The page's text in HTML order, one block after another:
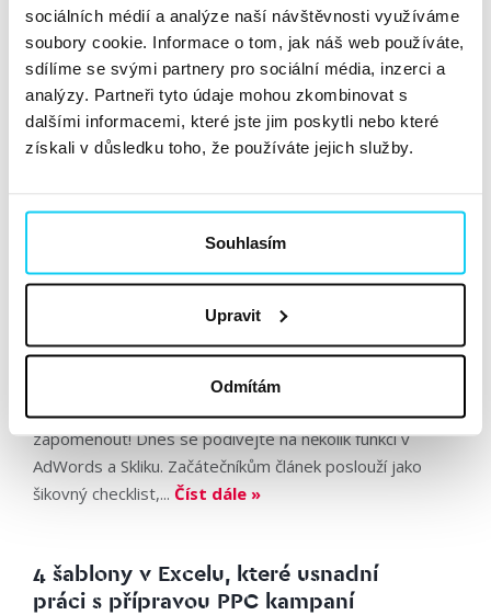
sociálních médií a analýze naší návštěvnosti využíváme
soubory cookie. Informace o tom, jak náš web používáte,
sdílíme se svými partnery pro sociální média, inzerci a
analýzy. Partneři tyto údaje mohou zkombinovat s
dalšími informacemi, které jste jim poskytli nebo které
získali v důsledku toho, že používáte jejich služby.
Souhlasím
Upravit
Odmítám
Google ohledně automatických strategií. Úkol zněl jasně.
Nastavte automatické strategie, kde to jen půjde.
Každý náš klient však nesplňuje podmínky (pro
automatické strategie), hlavně co se počtu konverzí
týká. Jak těmto klientům pomoct?...Číst dále »
Jak být superhero a ne superhňup
Článek
Připomeňte si hlavní body, které nesmíte podcenit před
spuštěním placené kampaně. Těchto 11 bodů vás může
zachránit. Neuvěříte, na co všechno dokáží někteří
zapomenout! Dnes se podívejte na několik funkcí v
AdWords a Skliku. Začátečníkům článek poslouží jako
šikovný checklist,... Číst dále »
4 šablony v Excelu, které usnadní
práci s přípravou PPC kampaní